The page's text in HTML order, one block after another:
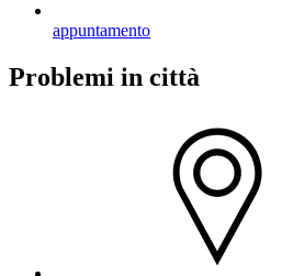
appuntamento
Problemi in città